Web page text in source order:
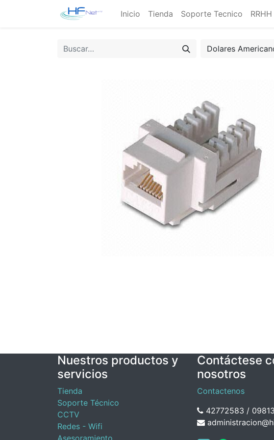
Inicio Tienda Soporte Tecnico RRHH
Dolares
Nuestros productos y
servicios
Tienda
Soporte Técnico
CCTV
Redes - Wifi
Asesoramiento
Contáctese
nosotros
Contactenos
42772583 /